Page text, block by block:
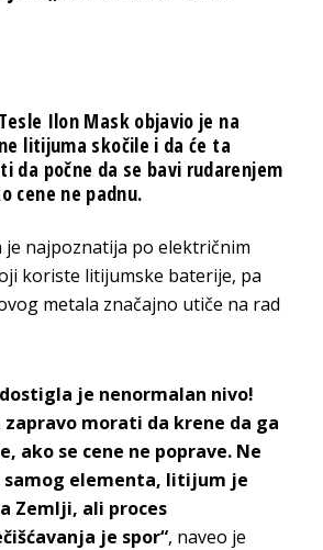
Ilon Mask objavio je na
litijuma skočile i da će ta
da počne da se bavi rudarenjem
cene ne padnu.
je najpoznatija po električnim
koriste litijumske baterije, pa
metala značajno utiče na rad
je nenormalan nivo!
zapravo morati da krene da ga
ako se cene ne poprave. Ne
elementa, litijum je
Zemlji, ali proces
je spor“, naveo je